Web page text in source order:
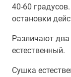
40-60
остановки
Различают два
естественный.
Сушка